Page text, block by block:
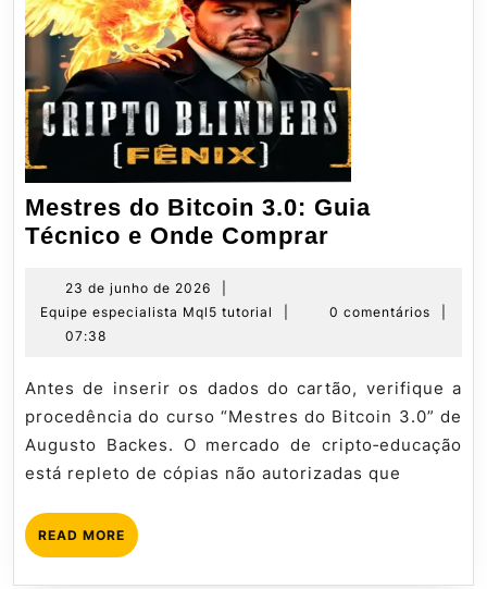
Mestres do Bitcoin 3.0: Guia
Técnico e Onde Comprar
3.0:
Técnico
e
Onde
Comprar
23 de junho de 2026
de
2026
Equipe especialista Mql5 tutorial
tutorial
0 comentários
07:38
Antes de inserir os dados do cartão, verifique a
procedência do curso “Mestres do Bitcoin 3.0” de
Augusto Backes. O mercado de cripto‑educação
está repleto de cópias não autorizadas que
READ MORE READ
MORE